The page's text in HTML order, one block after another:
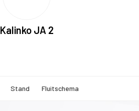
Kalinko JA 2
Stand Fluitschema